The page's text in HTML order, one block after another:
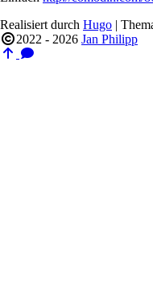
Realisiert durch Hugo |
2022 - 2026 Jan Philipp